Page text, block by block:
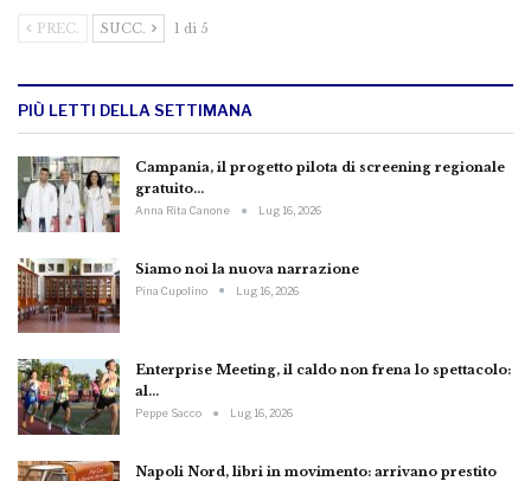
PREC. SUCC. 1 di 5
PIÙ LETTI DELLA SETTIMANA
Campania, il progetto pilota di screening regionale
gratuito…
Anna Rita Canone Lug 16, 2026
Siamo noi la nuova narrazione
Pina Cupolino Lug 16, 2026
Enterprise Meeting, il caldo non frena lo spettacolo:
al…
Peppe Sacco Lug 16, 2026
Napoli Nord, libri in movimento: arrivano prestito